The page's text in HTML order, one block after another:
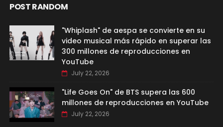
POST RANDOM
"Whiplash" de aespa se convierte en su
video musical más rápido en superar las
300 millones de reproducciones en
YouTube
July 22, 2026
"Life Goes On" de BTS supera las 600
millones de reproducciones en YouTube
July 22, 2026